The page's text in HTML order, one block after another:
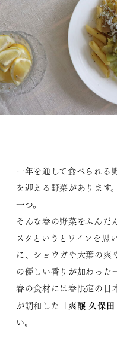
一年を通して食べられる
を迎える野菜があります
一つ。
そんな春の野菜をふんだ
スタというとワインを思
に、ショウガや大葉の爽
の優しい香りが加わった
春の食材には春限定の日
が調和した「爽醸 久保
い。